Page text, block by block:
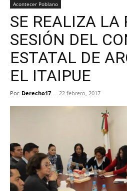
Acontecer Poblano
SE REALIZA LA
SESIÓN DEL
ESTATAL DE
EL ITAIPUE
Por Derecho17 - 22 febrero, 2017